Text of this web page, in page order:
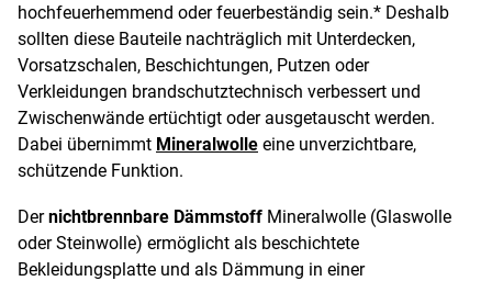
hochfeuerhemmend oder feuerbeständig sein.* Deshalb
sollten diese Bauteile nachträglich mit Unterdecken,
Vorsatzschalen, Beschichtungen, Putzen oder
Verkleidungen brandschutztechnisch verbessert und
Zwischenwände ertüchtigt oder ausgetauscht werden.
Dabei übernimmt Mineralwolle eine unverzichtbare,
schützende Funktion.
Dernichtbrennbare Dämmstoff Mineralwolle (Glaswolle
oder Steinwolle) ermöglicht als beschichtete
Bekleidungsplatte und als Dämmung in einer